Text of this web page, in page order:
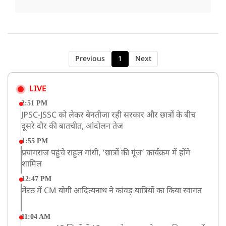
Previous 1 Next
LIVE
2:51 PM
JPSC-JSSC को लेकर बेनतीजा रही सरकार और छात्रों के बीच
दूसरे दौर की बातचीत, आंदोलन तेज
1:55 PM
प्रयागराज पहुंचे राहुल गांधी, ‘छात्रों की गूंज’ कार्यक्रम में होंगे
शामिल
12:47 PM
मेरठ में CM योगी आदित्यनाथ ने कांवड़ यात्रियों का किया स्वागत
11:04 AM